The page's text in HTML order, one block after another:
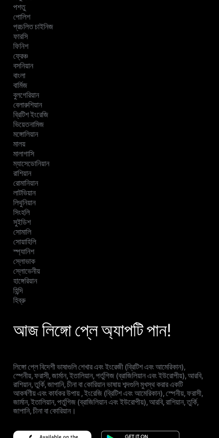
পশতু
পোলিশ
প্রচলিত চাইনিজ
ফারসি
ফিনিশ
ফ্রেঞ্চ
বসনিয়ান
বাংলা
বার্মিজ
বুলগেরিয়ান
বেলারুশিয়ান
ব্রিটিশ ইংরেজি
ভিয়েতনামিজ
মঙ্গোলিয়ান
মালয়
মালাগাসি
ম্যাসেডোনিয়ান
রাশিয়ান
রোমানিয়ান
লাটভিয়ান
লিথুনিয়ান
সিংহলি
সুইডিশ
সোমালি
সোয়াহিলি
স্প্যানিশ
স্লোভাক
স্লোভেনীয়
হাঙ্গেরিয়ান
হিন্দি
হিব্রু
আজ লিঙ্গো প্লে অ্যাপটি পান!
লিঙ্গো প্লে বিদেশী ভাষাগুলি শেখার এবং ইংরেজী (ব্রিটিশ এবং আমেরিকান),
স্পেনীয়, ফরাসী, জার্মান, ইতালিয়ান, পর্তুগিজ (ব্রাজিলিয়ান এবং ইউরোপীয়), আরবি,
রাশিয়ান, তুর্কি, জাপানি, চীনা বা কোরিয়ান ভাষায় শব্দগুলি মুখস্থ করার একটি
আকর্ষণীয় এবং কার্যকর উপায় , ইংরেজি (ব্রিটিশ এবং আমেরিকান), স্পেনীয়, ফরাসী,
জার্মান, ইতালিয়ান, পর্তুগিজ (ব্রাজিলিয়ান এবং ইউরোপীয়), আরবি, রাশিয়ান, তুর্কি,
জাপানি, চীনা বা কোরিয়ান।